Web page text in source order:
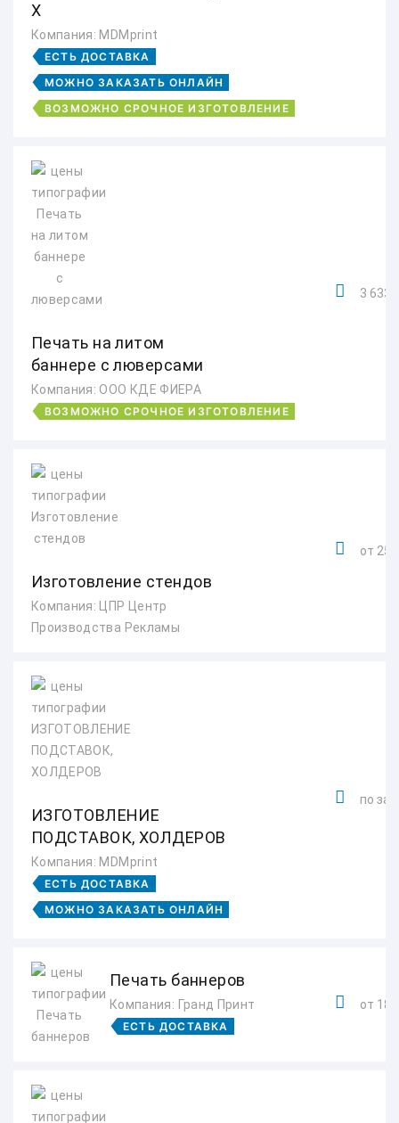
Х
Компания: MDMprint
ЕСТЬ ДОСТАВКА
МОЖНО ЗАКАЗАТЬ ОНЛАЙН
ВОЗМОЖНО СРОЧНОЕ ИЗГОТОВЛЕНИЕ
Печать на литом
баннере с люверсами
Компания: ООО КДЕ ФИЕРА
ВОЗМОЖНО СРОЧНОЕ ИЗГОТОВЛЕНИЕ
3
Изготовление стендов
Компания: ЦПР Центр
Производства Рекламы
от
ИЗГОТОВЛЕНИЕ
ПОДСТАВОК, ХОЛДЕРОВ
Компания: MDMprint
ЕСТЬ ДОСТАВКА
МОЖНО ЗАКАЗАТЬ ОНЛАЙН
по
Печать баннеров
Компания: Гранд Принт
ЕСТЬ ДОСТАВКА
от